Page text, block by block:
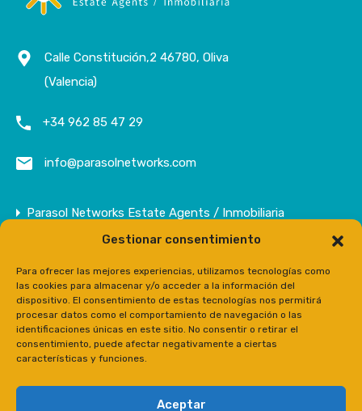
Gestionar consentimiento
Para ofrecer las mejores experiencias, utilizamos tecnologías como
las cookies para almacenar y/o acceder a la información del
dispositivo. El consentimiento de estas tecnologías nos permitirá
procesar datos como el comportamiento de navegación o las
identificaciones únicas en este sitio. No consentir o retirar el
consentimiento, puede afectar negativamente a ciertas
características y funciones.
Aceptar
Calle Constitución,2 46780, Oliva
(Valencia)
+34 962 85 47 29
info@parasolnetworks.com
Parasol Networks Estate Agents / Inmobiliaria
Inmuebles
Contacto
Prensa